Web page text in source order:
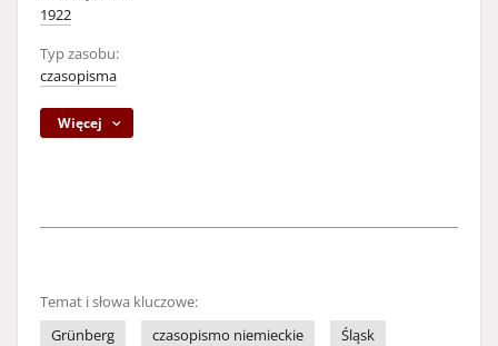
1922
Typ zasobu:
czasopisma
Więcej
Temat i słowa kluczowe:
Grünberg
czasopismo niemieckie
Śląsk